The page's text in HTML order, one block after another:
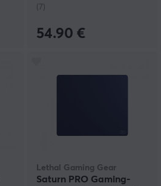
(7)
54.90 €
Lethal Gaming Gear
Saturn PRO Gaming-